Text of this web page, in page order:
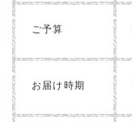
ご予算
お届け時期